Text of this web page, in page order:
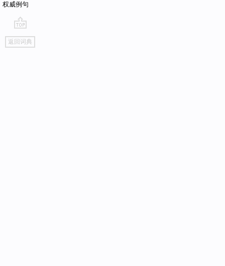
权威例句
go
top
返回词典